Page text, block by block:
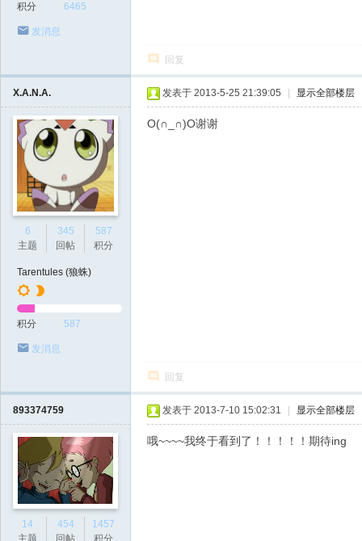
积分 6465
发消息
回复
X.A.N.A.
6
主题
345
回帖
587
积分
Tarentules (狼蛛)
积分 587
发消息
发表于 2013-5-25 21:39:05 显示全部楼层
O(∩_∩)O谢谢
回复
893374759
14
主题
454
回帖
1457
积分
发表于 2013-7-10 15:02:31 显示全部楼层
哦~~~~我终于看到了！！！！！期待ing